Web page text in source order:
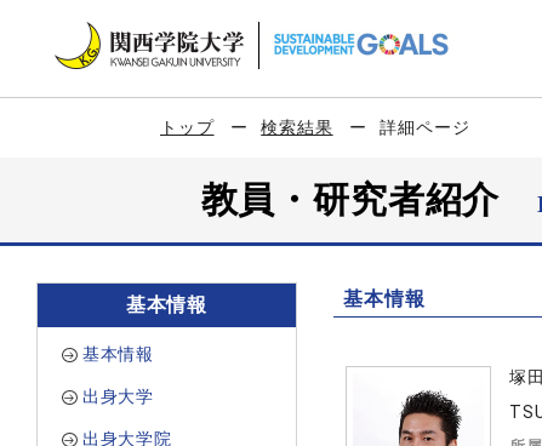
トップ 検索結果 詳細ページ
教員・研究者紹介
基本情報
基本情報
出身大学
出身大学院
基本情報
塚